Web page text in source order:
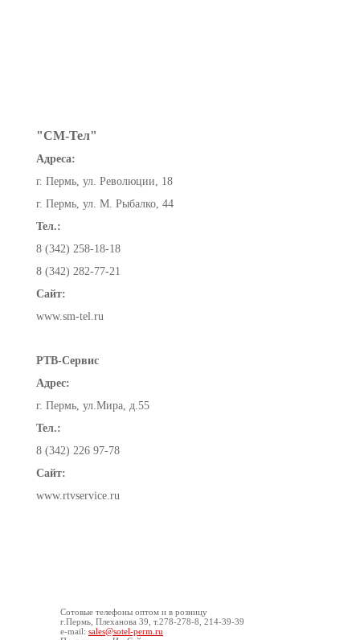
"СМ-Тел"
Адреса:
г. Пермь, ул. Революции, 18
г. Пермь, ул. М. Рыбалко, 44
Тел.:
8 (342) 258-18-18
8 (342) 282-77-21
Сайт:
www.sm-tel.ru
РТВ-Сервис
Адрес:
г. Пермь, ул.Мира, д.55
Тел.:
8 (342) 226 97-78
Сайт:
www.rtvservice.ru
Сотовые телефоны оптом и в розницу
г.Пермь, Плеханова 39, т.278-278-8, 214-39-39
e-mail: sales@sotel-perm.ru